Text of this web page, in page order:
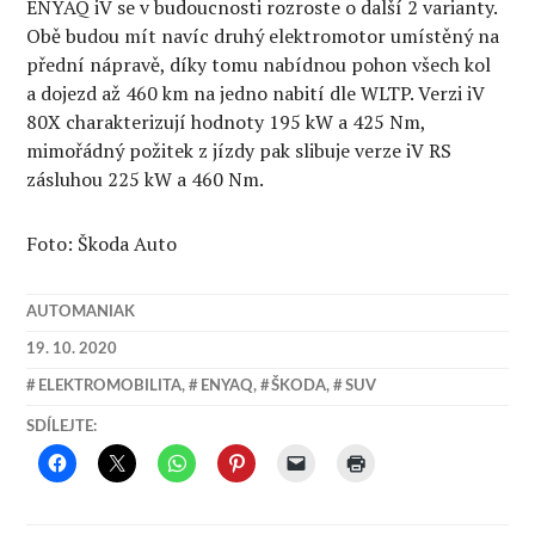
ENYAQ iV se v budoucnosti rozroste o další 2 varianty.
Obě budou mít navíc druhý elektromotor umístěný na
přední nápravě, díky tomu nabídnou pohon všech kol
a dojezd až 460 km na jedno nabití dle WLTP. Verzi iV
80X charakterizují hodnoty 195 kW a 425 Nm,
mimořádný požitek z jízdy pak slibuje verze iV RS
zásluhou 225 kW a 460 Nm.
Foto: Škoda Auto
AUTOMANIAK
19. 10. 2020
ELEKTROMOBILITA, ENYAQ, ŠKODA, SUV
SDÍLEJTE: